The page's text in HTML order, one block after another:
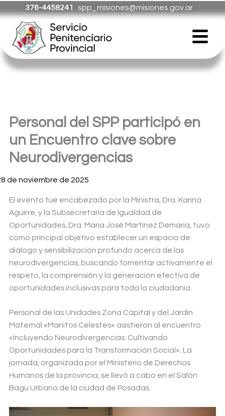
al
contenido
376-4458241 spp_misiones@misiones.gov.ar
Personal del SPP participó en
un Encuentro clave sobre
Neurodivergencias
de noviembre de 2025
El evento fue encabezado por la Ministra, Dra. Karina
Aguirre, y la Subsecretaria de Igualdad de
Oportunidades, Dra. María José Martínez Demaría, tuvo
como principal objetivo establecer un espacio de
diálogo y sensibilización profundo acerca de las
neurodivergencias, buscando fomentar activamente el
respeto, la comprensión y la generación efectiva de
oportunidades inclusivas para toda la ciudadanía.
Personal de las Unidades Zona Capital y del Jardín
Maternal «Manitos Celestes» asistieron al encuentro
«Incluyendo Neurodivergencias: Cultivando
Oportunidades para la Transformación Social». La
jornada, organizada por el Ministerio de Derechos
Humanos de la provincia, se llevó a cabo en el Salón
Bagu Urbano de la ciudad de Posadas.